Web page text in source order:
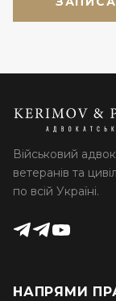
Військовий
ветеранів та
по всій Україні.
НАПРЯМИ